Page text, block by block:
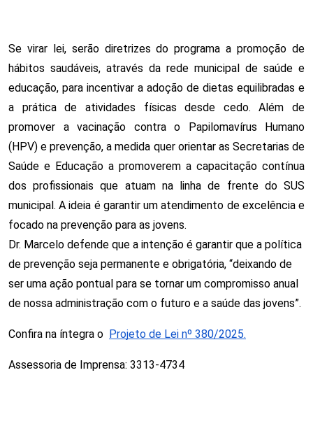
Se virar lei, serão diretrizes do programa a promoção de
hábitos saudáveis, através da rede municipal de saúde e
educação, para incentivar a adoção de dietas equilibradas e
a prática de atividades físicas desde cedo. Além de
promover a vacinação contra o Papilomavírus Humano
(HPV) e prevenção, a medida quer orientar as Secretarias de
Saúde e Educação a promoverem a capacitação contínua
dos profissionais que atuam na linha de frente do SUS
municipal. A ideia é garantir um atendimento de excelência e
focado na prevenção para as jovens.
Dr. Marcelo defende que a intenção é garantir que a política
de prevenção seja permanente e obrigatória, “deixando de
ser uma ação pontual para se tornar um compromisso anual
de nossa administração com o futuro e a saúde das jovens”.
Confira na íntegra o Projeto de Lei nº 380/2025.
Assessoria de Imprensa: 3313-4734